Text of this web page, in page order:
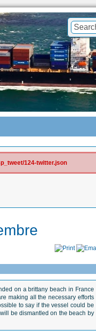
124-twitter.json
on a brittany beach in France
making all the necessary efforts
to say if the vessel could be
be dismantled on the beach by